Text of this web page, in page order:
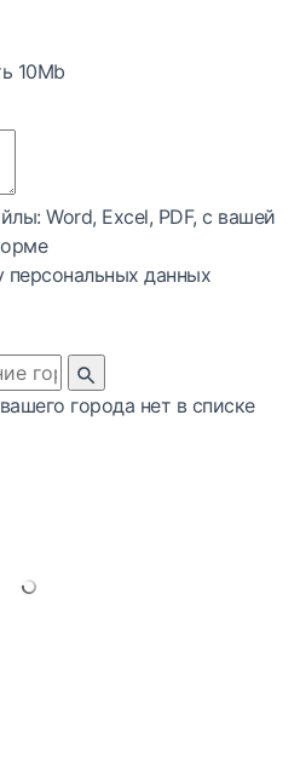
10Mb
Word, Exсel, PDF, с вашей
персональных данных
города нет в списке